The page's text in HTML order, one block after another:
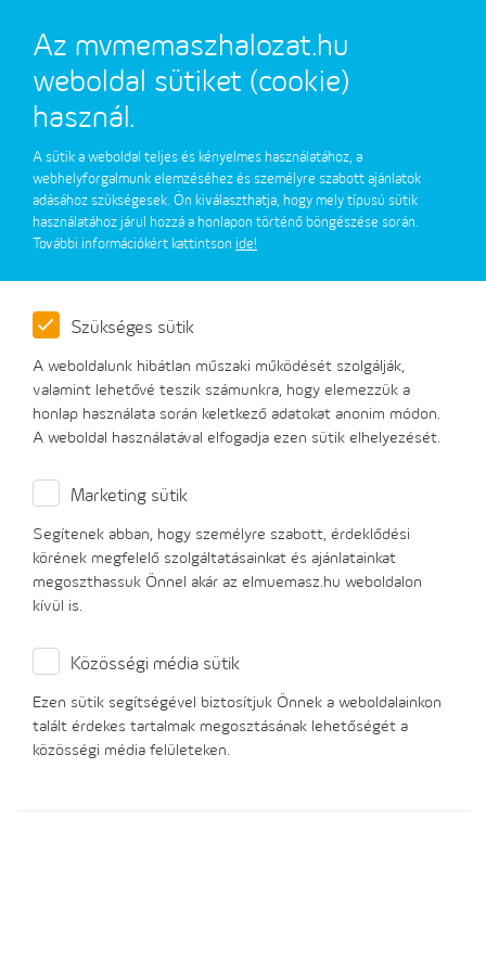
Fejlesztési projektek
RRF hálózatfejlesztési projekt
Fejlesztési projektek
Elérhetőségeink
Ügyintézés
Az mvmemaszhalozat.hu
weboldal sütiket (cookie)
használ.
A sütik a weboldal teljes és kényelmes használatához, a
webhelyforgalmunk elemzéséhez és személyre szabott ajánlatok
adásához szükségesek. Ön kiválaszthatja, hogy mely típusú sütik
használatához járul hozzá a honlapon történő böngészése során.
További információkért kattintson ide!
Szükséges sütik
A weboldalunk hibátlan műszaki működését szolgálják,
valamint lehetővé teszik számunkra, hogy elemezzük a
honlap használata során keletkező adatokat anonim módon.
A weboldal használatával elfogadja ezen sütik elhelyezését.
Marketing sütik
Segítenek abban, hogy személyre szabott, érdeklődési
körének megfelelő szolgáltatásainkat és ajánlatainkat
megoszthassuk Önnel akár az elmuemasz.hu weboldalon
kívül is.
Közösségi média sütik
Ezen sütik segítségével biztosítjuk Önnek a weboldalainkon
talált érdekes tartalmak megosztásának lehetőségét a
közösségi média felületeken.